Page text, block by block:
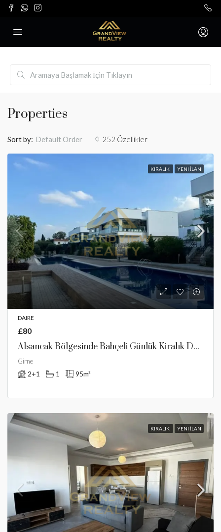
Properties
252 Özellikler
Sort by: Default Order
KIRALIK YENI İLAN
DAIRE
£80
Alsancak Bölgesinde Bahçeli Günlük Kiralık Daire
Girne
2+1 1 95m²
KIRALIK YENI İLAN